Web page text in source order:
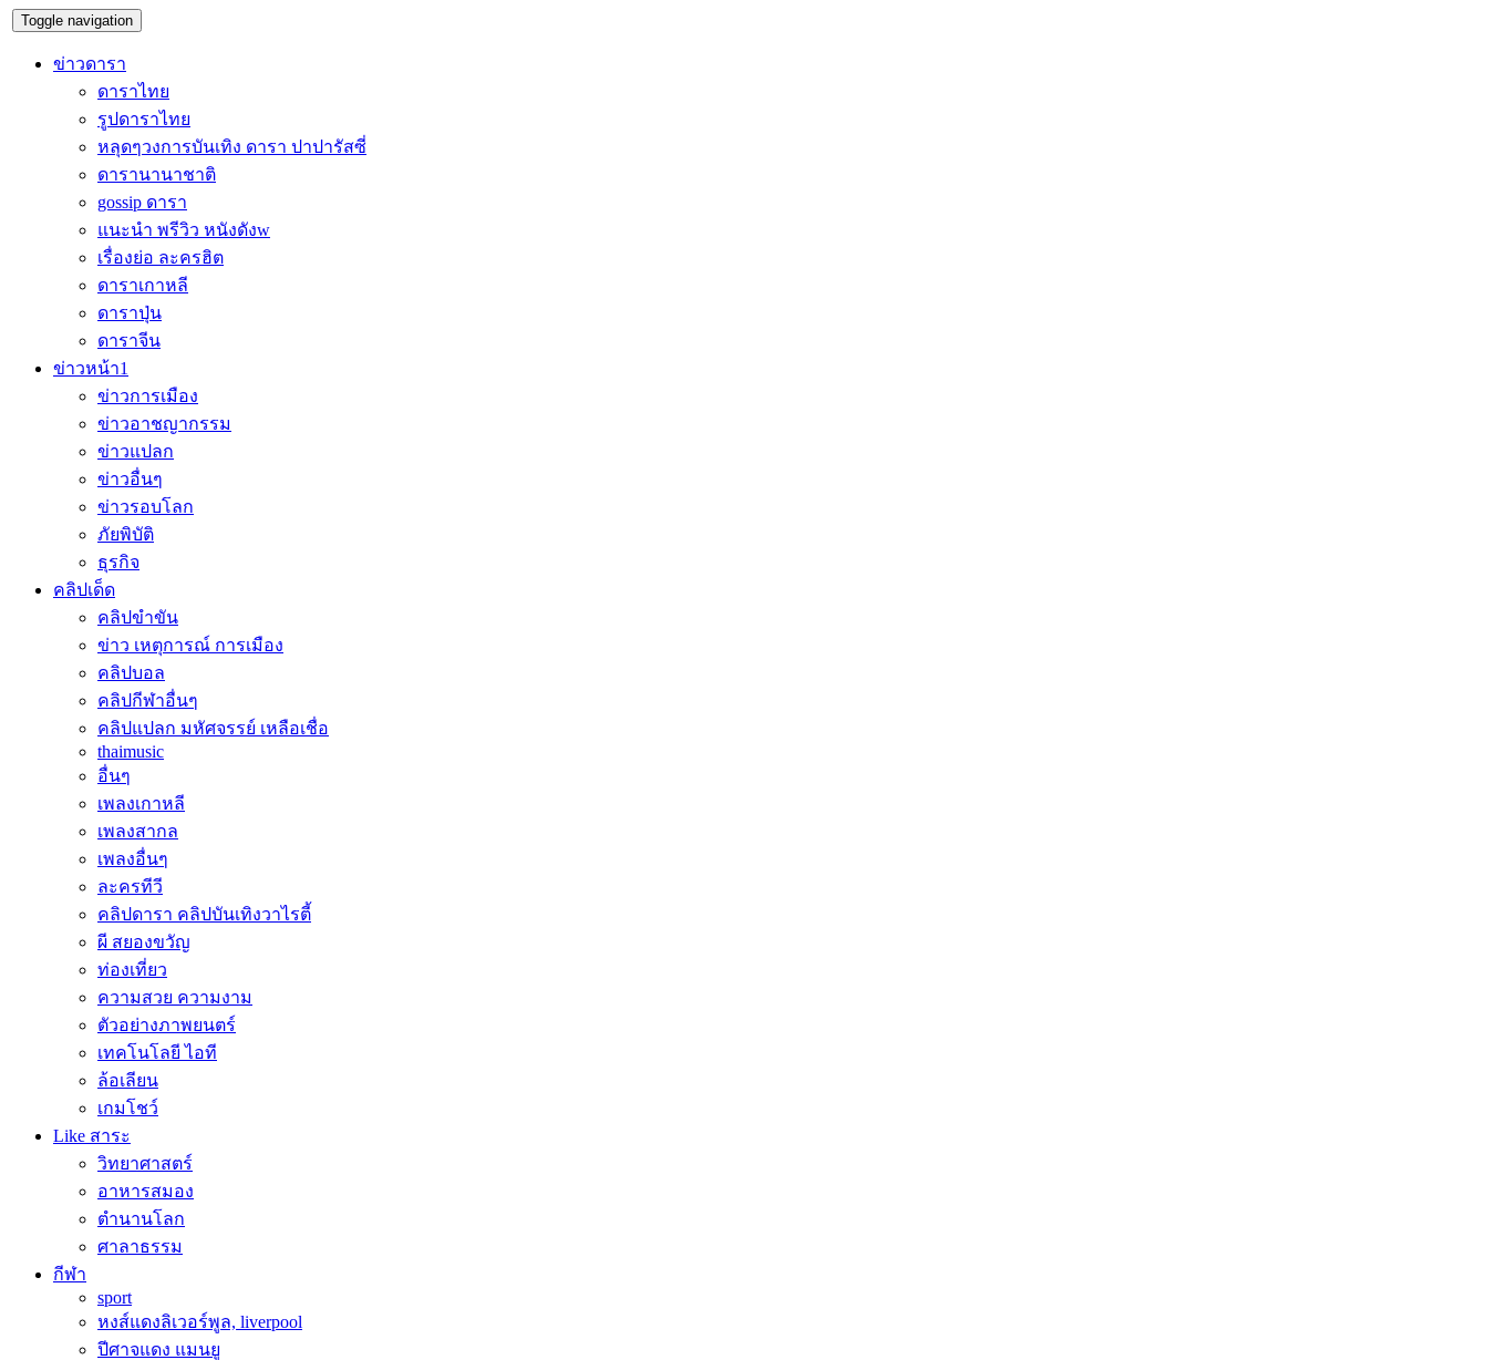
Toggle navigation
ข่าวดารา
ดาราไทย
รูปดาราไทย
หลุดๆวงการบันเทิง ดารา ปาปารัสซี่
ดารานานาชาติ
gossip ดารา
แนะนำ พรีวิว หนังดังw
เรื่องย่อ ละครฮิต
ดาราเกาหลี
ดาราปุ่น
ดาราจีน
ข่าวหน้า1
ข่าวการเมือง
ข่าวอาชญากรรม
ข่าวแปลก
ข่าวอื่นๆ
ข่าวรอบโลก
ภัยพิบัติ
ธุรกิจ
คลิปเด็ด
คลิปขำขัน
ข่าว เหตุการณ์ การเมือง
คลิปบอล
คลิปกีฬาอื่นๆ
คลิปแปลก มหัศจรรย์ เหลือเชื่อ
thaimusic
อื่นๆ
เพลงเกาหลี
เพลงสากล
เพลงอื่นๆ
ละครทีวี
คลิปดารา คลิปบันเทิงวาไรตี้
ผี สยองขวัญ
ท่องเที่ยว
ความสวย ความงาม
ตัวอย่างภาพยนตร์
เทคโนโลยี ไอที
ล้อเลียน
เกมโชว์
Like สาระ
วิทยาศาสตร์
อาหารสมอง
ตำนานโลก
ศาลาธรรม
กีฬา
sport
หงส์แดงลิเวอร์พูล, liverpool
ปีศาจแดง แมนยู